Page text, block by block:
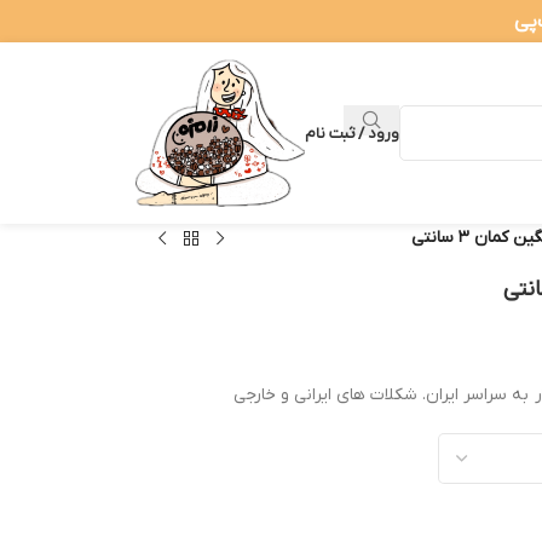
ورود / ثبت نام
۳ سانتی
به سراسر ایران. شکلات های ایرانی و خارجی